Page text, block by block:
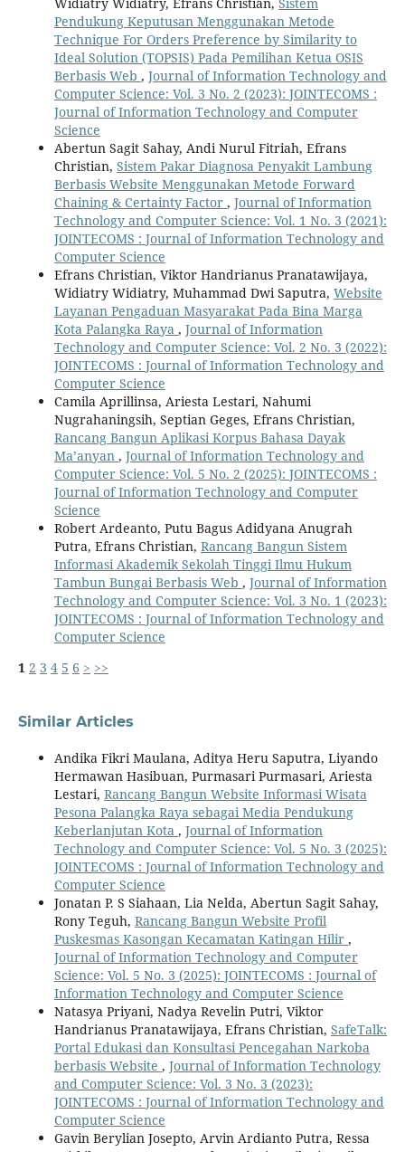
Pendukung Keputusan Menggunakan Metode
Technique For Orders Preference by Similarity to
Ideal Solution (TOPSIS) Pada Pemilihan Ketua OSIS
Berbasis Web , Journal of Information Technology and
Computer Science: Vol. 3 No. 2 (2023): JOINTECOMS :
Journal of Information Technology and Computer
Science
Abertun Sagit Sahay, Andi Nurul Fitriah, Efrans
Christian, Sistem Pakar Diagnosa Penyakit Lambung
Berbasis Website Menggunakan Metode Forward
Chaining & Certainty Factor , Journal of Information
Technology and Computer Science: Vol. 1 No. 3 (2021):
JOINTECOMS : Journal of Information Technology and
Computer Science
Efrans Christian, Viktor Handrianus Pranatawijaya,
Widiatry Widiatry, Muhammad Dwi Saputra, Website
Layanan Pengaduan Masyarakat Pada Bina Marga
Kota Palangka Raya , Journal of Information
Technology and Computer Science: Vol. 2 No. 3 (2022):
JOINTECOMS : Journal of Information Technology and
Computer Science
Camila Aprillinsa, Ariesta Lestari, Nahumi
Nugrahaningsih, Septian Geges, Efrans Christian,
Rancang Bangun Aplikasi Korpus Bahasa Dayak
Ma’anyan , Journal of Information Technology and
Computer Science: Vol. 5 No. 2 (2025): JOINTECOMS :
Journal of Information Technology and Computer
Science
Robert Ardeanto, Putu Bagus Adidyana Anugrah
Putra, Efrans Christian, Rancang Bangun Sistem
Informasi Akademik Sekolah Tinggi Ilmu Hukum
Tambun Bungai Berbasis Web , Journal of Information
Technology and Computer Science: Vol. 3 No. 1 (2023):
JOINTECOMS : Journal of Information Technology and
Computer Science
1 2 3 4 5 6 > >>
Similar Articles
Andika Fikri Maulana, Aditya Heru Saputra, Liyando
Hermawan Hasibuan, Purmasari Purmasari, Ariesta
Lestari, Rancang Bangun Website Informasi Wisata
Pesona Palangka Raya sebagai Media Pendukung
Keberlanjutan Kota , Journal of Information
Technology and Computer Science: Vol. 5 No. 3 (2025):
JOINTECOMS : Journal of Information Technology and
Computer Science
Jonatan P. S Siahaan, Lia Nelda, Abertun Sagit Sahay,
Rony Teguh, Rancang Bangun Website Profil
Puskesmas Kasongan Kecamatan Katingan Hilir ,
Journal of Information Technology and Computer
Science: Vol. 5 No. 3 (2025): JOINTECOMS : Journal of
Information Technology and Computer Science
Natasya Priyani, Nadya Revelin Putri, Viktor
Handrianus Pranatawijaya, Efrans Christian, SafeTalk:
Portal Edukasi dan Konsultasi Pencegahan Narkoba
berbasis Website , Journal of Information Technology
and Computer Science: Vol. 3 No. 3 (2023):
JOINTECOMS : Journal of Information Technology and
Computer Science
Gavin Berylian Josepto, Arvin Ardianto Putra, Ressa